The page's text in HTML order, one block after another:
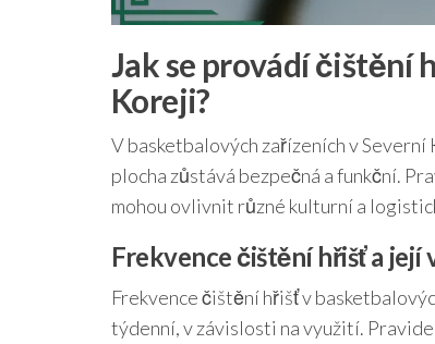
Jak se provádí čištění
Koreji?
V basketbalových zařízeních v
plocha zůstává bezpečná a funkční.
mohou ovlivnit různé kulturní a
Frekvence čištění hřišť a její
Frekvence čištění hřišť v
týdenní, v závislosti na využití.